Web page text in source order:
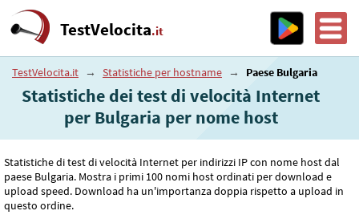
TestVelocita.it
TestVelocita.it → Statistiche per hostname → Paese Bulgaria
Statistiche dei test di velocità Internet
per Bulgaria per nome host
Statistiche di test di velocità Internet per indirizzi IP con nome host dal
paese Bulgaria. Mostra i primi 100 nomi host ordinati per download e
upload speed. Download ha un'importanza doppia rispetto a upload in
questo ordine.